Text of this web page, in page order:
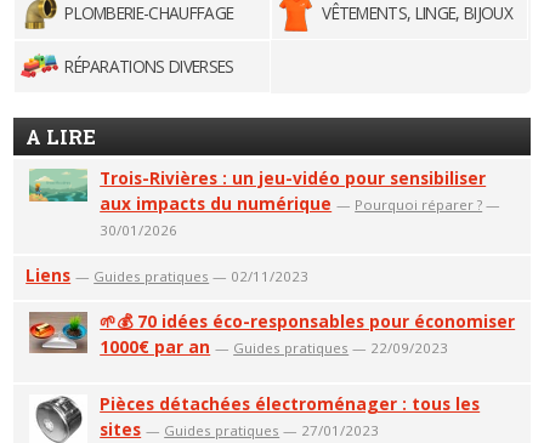
PLOMBERIE-CHAUFFAGE VÊTEMENTS, LINGE, BIJOUX
RÉPARATIONS DIVERSES
A LIRE
Trois-Rivières : un jeu-vidéo pour sensibiliser
aux impacts du numérique — Pourquoi réparer ? —
30/01/2026
Liens — Guides pratiques — 02/11/2023
🌱💰 70 idées éco-responsables pour économiser
1000€ par an — Guides pratiques — 22/09/2023
Pièces détachées électroménager : tous les
sites — Guides pratiques — 27/01/2023